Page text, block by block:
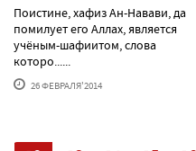
Поистине, хафиз Ан-Навави, да
помилует его Аллах, является
учёным-шафиитом, слова
которо......
26 ФЕВРАЛЯ'2014